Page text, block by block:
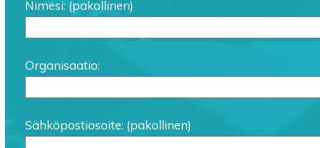
Nimesi: (pakollinen)
Organisaatio:
Sähköpostiosoite: (pakollinen)